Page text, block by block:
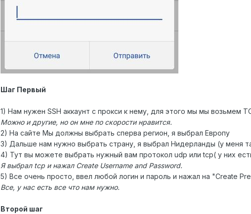
Шаг Первый
1) Нам нужен SSH аккаунт с прокси к нему, для этого мы мы возьмем
Можно и другие, но он мне по скорости нравится.
2) На сайте Мы должны выбрать сперва регион, я выбрал Европу
3) Дальше нам нужно выбрать страну, я выбрал Нидерланды (у меня
4) Тут вы можете выбрать нужный вам протокол udp или tcp( у них
Я выбрал tcp и нажал Create Username and Password.
5) Все очень просто, ввел любой логин и пароль и нажал на "Create
Все, у нас есть все что нам нужно.
Второй шаг